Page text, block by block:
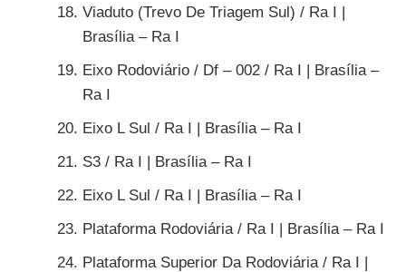
Viaduto (Trevo De Triagem Sul) / Ra I |
Brasília – Ra I
Eixo Rodoviário / Df – 002 / Ra I | Brasília –
Ra I
Eixo L Sul / Ra I | Brasília – Ra I
S3 / Ra I | Brasília – Ra I
Eixo L Sul / Ra I | Brasília – Ra I
Plataforma Rodoviária / Ra I | Brasília – Ra I
Plataforma Superior Da Rodoviária / Ra I |